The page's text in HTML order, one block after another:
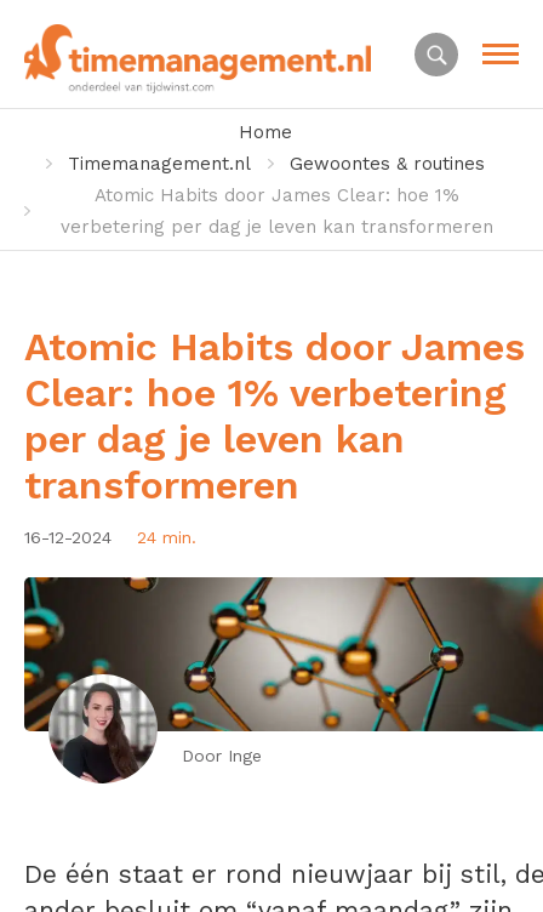
Home
Timemanagement.nl
Gewoontes & routines
Atomic Habits door James Clear: hoe 1%
verbetering per dag je leven kan transformeren
Atomic Habits door James
Clear: hoe 1% verbetering
per dag je leven kan
transformeren
16-12-2024 24 min.
Door Inge
De één staat er rond nieuwjaar bij stil,